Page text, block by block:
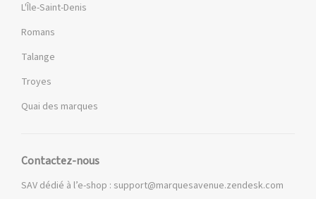
L'Île-Saint-Denis
Romans
Talange
Troyes
Quai des marques
Contactez-nous
SAV dédié à l’e-shop : support@marquesavenue.zendesk.com